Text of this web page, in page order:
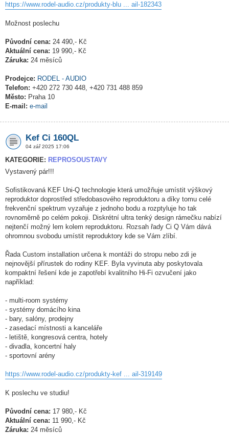
https://www.rodel-audio.cz/produkty-blu ... ail-182343
Možnost poslechu
Původní cena: 24 490,- Kč
Aktuální cena: 19 990,- Kč
Záruka: 24 měsíců
Prodejce: RODEL - AUDIO
Telefon: +420 272 730 448, +420 731 488 859
Město: Praha 10
E-mail: e-mail
Kef Ci 160QL
04 zář 2025 17:06
KATEGORIE: REPROSOUSTAVY
Vystavený pár!!!
Sofistikovaná KEF Uni-Q technologie která umožňuje umístit výškový
reproduktor doprostřed středobasového reproduktoru a díky tomu celé
frekvenční spektrum vyzařuje z jednoho bodu a rozptyluje ho tak
rovnoměrně po celém pokoji. Diskrétní ultra tenký design rámečku nabízí
nejtenčí možný lem kolem reproduktoru. Rozsah řady Ci Q Vám dává
ohromnou svobodu umístit reproduktory kde se Vám zlíbí.
Řada Custom installation určena k montáži do stropu nebo zdi je
nejnovější přírustek do rodiny KEF. Byla vyvinuta aby poskytovala
kompaktní řešení kde je zapotřebí kvalitního Hi-Fi ozvučení jako
například:
- multi-room systémy
- systémy domácího kina
- bary, salóny, prodejny
- zasedací místnosti a kanceláře
- letiště, kongresová centra, hotely
- divadla, koncertní haly
- sportovní arény
https://www.rodel-audio.cz/produkty-kef ... ail-319149
K poslechu ve studiu!
Původní cena: 17 980,- Kč
Aktuální cena: 11 990,- Kč
Záruka: 24 měsíců